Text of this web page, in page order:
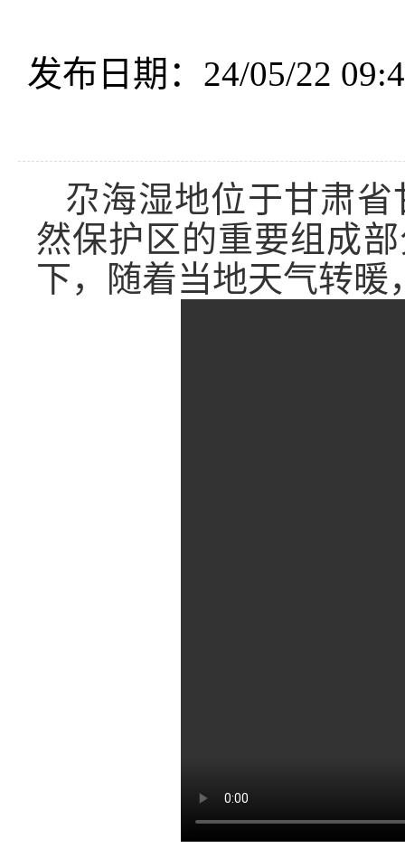
发布日期：24/05/22
尕海湿地位于甘肃
然保护区的重要组成
下，随着当地天气转